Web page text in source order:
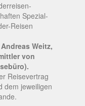
Spezial-
Reisen
Weitz,
von
Reisevertrag
dem jeweiligen